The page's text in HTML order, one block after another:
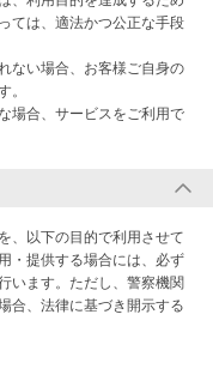
ては、適法かつ公正な手段
ない場合、お客様ご自身の
。
場合、サービスをご利用で
、以下の目的で利用させて
・提供する場合には、必ず
います。ただし、警察機関
合、法律に基づき開示する